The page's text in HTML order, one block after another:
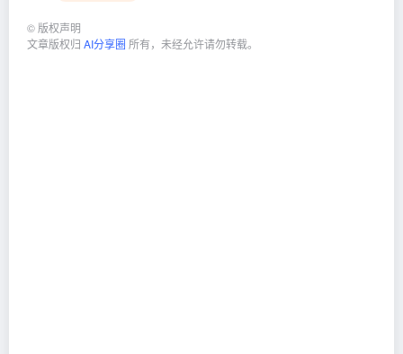
© 版权声明
文章版权归 AI分享圈 所有，未经允许请勿转载。